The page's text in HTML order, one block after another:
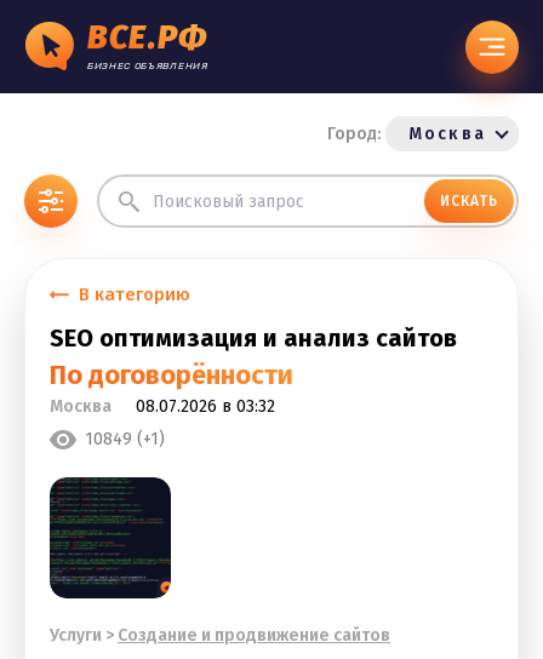
ВСЕ.РФ
БИЗНЕС ОБЪЯВЛЕНИЯ
Город: Москва
ИСКАТЬ
В категорию
SEO оптимизация и анализ сайтов
По договорённости
Москва
08.07.2026 в 03:32
10849 (+1)
Услуги > Cоздание и продвижение сайтов